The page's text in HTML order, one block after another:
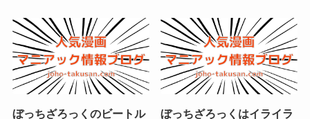
ぼっちざろっくのビートル
ぼっちざろっくはイライラ